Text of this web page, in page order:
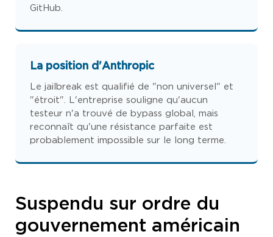
GitHub.
La position d'Anthropic
Le jailbreak est qualifié de "non universel" et
"étroit". L'entreprise souligne qu'aucun
testeur n'a trouvé de bypass global, mais
reconnaît qu'une résistance parfaite est
probablement impossible sur le long terme.
Suspendu sur ordre du
gouvernement américain